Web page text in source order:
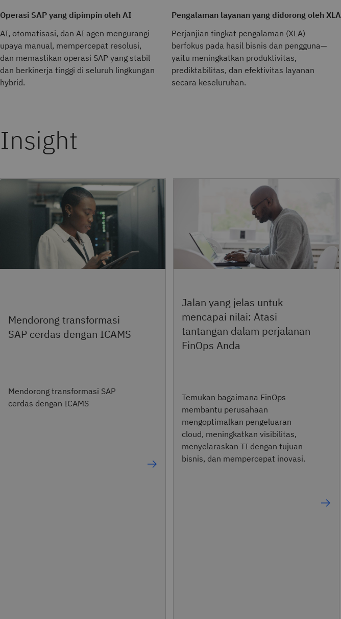
Operasi SAP yang dipimpin oleh AI
AI, otomatisasi, dan AI agen mengurangi
upaya manual, mempercepat resolusi,
dan memastikan operasi SAP yang stabil
dan berkinerja tinggi di seluruh lingkungan
hybrid.
Pengalaman layanan yang didorong oleh XLA
Perjanjian tingkat pengalaman (XLA)
berfokus pada hasil bisnis dan pengguna—
yaitu meningkatkan produktivitas,
prediktabilitas, dan efektivitas layanan
secara keseluruhan.
Insight
Mendorong transformasi
SAP cerdas dengan ICAMS
Mendorong transformasi SAP
cerdas dengan ICAMS
Jalan yang jelas untuk
mencapai nilai: Atasi
tantangan dalam perjalanan
FinOps Anda
Temukan bagaimana FinOps
membantu perusahaan
mengoptimalkan pengeluaran
cloud, meningkatkan visibilitas,
menyelaraskan TI dengan tujuan
bisnis, dan mempercepat inovasi.